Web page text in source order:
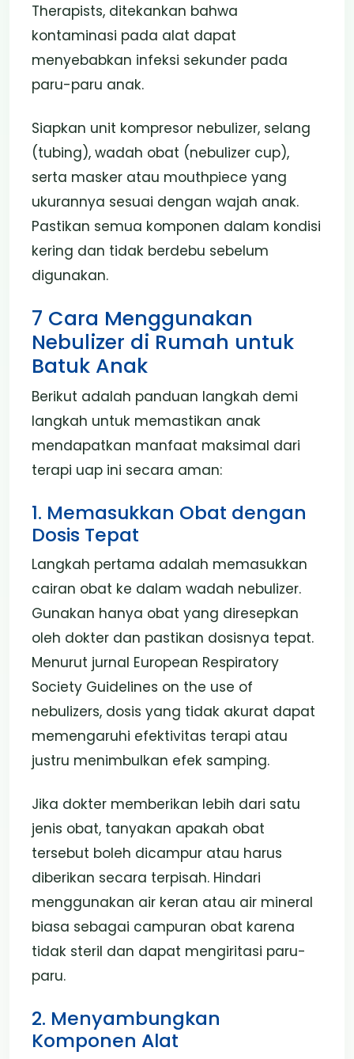
Therapists, ditekankan bahwa
kontaminasi pada alat dapat
menyebabkan infeksi sekunder pada
paru-paru anak.
Siapkan unit kompresor nebulizer, selang
(tubing), wadah obat (nebulizer cup),
serta masker atau mouthpiece yang
ukurannya sesuai dengan wajah anak.
Pastikan semua komponen dalam kondisi
kering dan tidak berdebu sebelum
digunakan.
7 Cara Menggunakan
Nebulizer di Rumah untuk
Batuk Anak
Berikut adalah panduan langkah demi
langkah untuk memastikan anak
mendapatkan manfaat maksimal dari
terapi uap ini secara aman:
1. Memasukkan Obat dengan
Dosis Tepat
Langkah pertama adalah memasukkan
cairan obat ke dalam wadah nebulizer.
Gunakan hanya obat yang diresepkan
oleh dokter dan pastikan dosisnya tepat.
Menurut jurnal European Respiratory
Society Guidelines on the use of
nebulizers, dosis yang tidak akurat dapat
memengaruhi efektivitas terapi atau
justru menimbulkan efek samping.
Jika dokter memberikan lebih dari satu
jenis obat, tanyakan apakah obat
tersebut boleh dicampur atau harus
diberikan secara terpisah. Hindari
menggunakan air keran atau air mineral
biasa sebagai campuran obat karena
tidak steril dan dapat mengiritasi paru-
paru.
2. Menyambungkan
Komponen Alat